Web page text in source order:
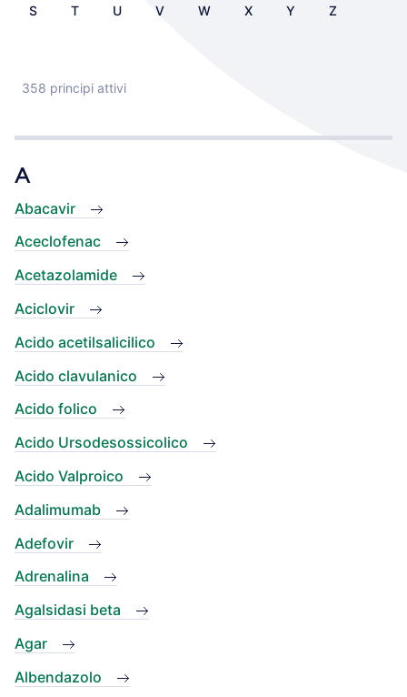
S T U V W X Y Z
358 principi attivi
A
Abacavir
Aceclofenac
Acetazolamide
Aciclovir
Acido acetilsalicilico
Acido clavulanico
Acido folico
Acido Ursodesossicolico
Acido Valproico
Adalimumab
Adefovir
Adrenalina
Agalsidasi beta
Agar
Albendazolo